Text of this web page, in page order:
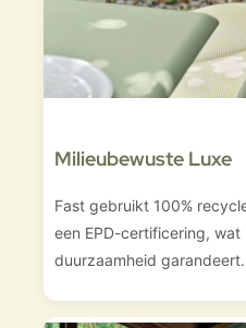
Milieubewuste Luxe
Fast gebruikt 100%
een EPD-certificering, wat
duurzaamheid garandeert.